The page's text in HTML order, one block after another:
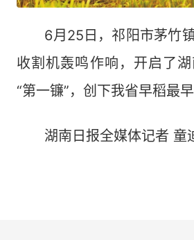
6月25日，祁阳市茅竹镇
收割机轰鸣作响，开启了
“第一镰”，创下我省早稻最早
湖南日报全媒体记者 童